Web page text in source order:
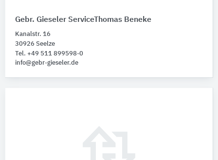
Gebr. Gieseler ServiceThomas Beneke
Kanalstr. 16
30926 Seelze
Tel. +49 511 899598-0
info@gebr-gieseler.de